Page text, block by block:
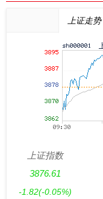
上证走势
上证指数
3876.61
-1.82(-0.05%)